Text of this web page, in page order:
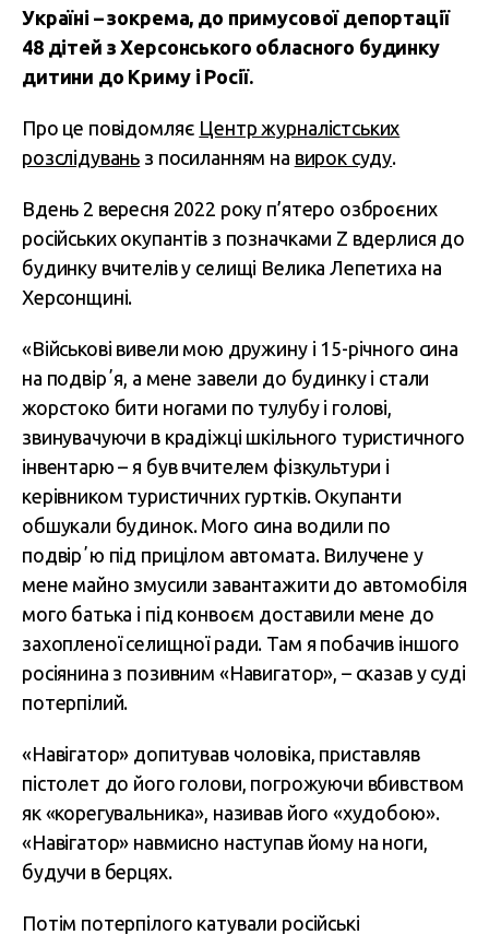
Україні – зокрема, до примусової депортації
48 дітей з Херсонського обласного будинку
дитини до Криму і Росії.
Про це повідомляє Центр журналістських
розслідувань з посиланням на вирок суду.
Вдень 2 вересня 2022 року п’ятеро озброєних
російських окупантів з позначками Z вдерлися до
будинку вчителів у селищі Велика Лепетиха на
Херсонщині.
«Військові вивели мою дружину і 15-річного сина
на подвірʼя, а мене завели до будинку і стали
жорстоко бити ногами по тулубу і голові,
звинувачуючи в крадіжці шкільного туристичного
інвентарю – я був вчителем фізкультури і
керівником туристичних гуртків. Окупанти
обшукали будинок. Мого сина водили по
подвірʼю під прицілом автомата. Вилучене у
мене майно змусили завантажити до автомобіля
мого батька і під конвоєм доставили мене до
захопленої селищної ради. Там я побачив іншого
росіянина з позивним «Навигатор», – сказав у суді
потерпілий.
«Навігатор» допитував чоловіка, приставляв
пістолет до його голови, погрожуючи вбивством
як «корегувальника», називав його «худобою».
«Навігатор» навмисно наступав йому на ноги,
будучи в берцях.
Потім потерпілого катували російські